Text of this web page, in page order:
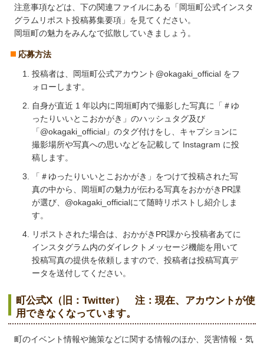
注意事項などは、下の関連ファイルにある「岡垣町公式インスタ
グラムリポスト投稿募集要項」を見てください。
岡垣町の魅力をみんなで拡散していきましょう。
応募方法
投稿者は、岡垣町公式アカウント@okagaki_official をフ
ォローします。
自身が直近 1 年以内に岡垣町内で撮影した写真に「＃ゆ
ったりいいとこおかがき」のハッシュタグ及び
「@okagaki_official」のタグ付けをし、キャプションに
撮影場所や写真への思いなどを記載して Instagram に投
稿します。
「＃ゆったりいいとこおかがき」をつけて投稿された写
真の中から、岡垣町の魅力が伝わる写真をおかがきPR課
が選び、@okagaki_officialにて随時リポストし紹介しま
す。
リポストされた場合は、おかがきPR課から投稿者あてに
インスタグラム内のダイレクトメッセージ機能を用いて
投稿写真の提供を依頼しますので、投稿者は投稿写真デ
ータを送付してください。
町公式X（旧：Twitter） 注：現在、アカウントが使
用できなくなっています。
町のイベント情報や施策などに関する情報のほか、災害情報・気